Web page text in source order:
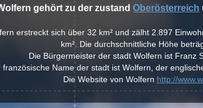
gehört zu der zustand Oberösterreich
erstreckt sich über 32 km² und zälht 2.897
km². Die durchschnittliche Höhe
Die Bürgermeister der stadt Wolfern ist Franz
französische Name der stadt ist Wolfern, der
Die Website von Wolfern http://